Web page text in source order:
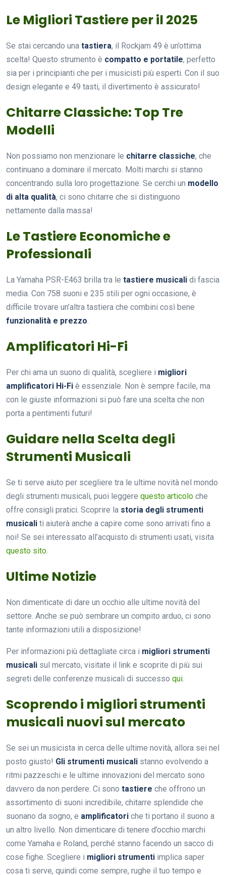
Le Migliori Tastiere per il 2025
Se stai cercando una tastiera, il Rockjam 49 è un’ottima
scelta! Questo strumento è compatto e portatile, perfetto
sia per i principianti che per i musicisti più esperti. Con il suo
design elegante e 49 tasti, il divertimento è assicurato!
Chitarre Classiche: Top Tre
Modelli
Non possiamo non menzionare le chitarre classiche, che
continuano a dominare il mercato. Molti marchi si stanno
concentrando sulla loro progettazione. Se cerchi un modello
di alta qualità, ci sono chitarre che si distinguono
nettamente dalla massa!
Le Tastiere Economiche e
Professionali
La Yamaha PSR-E463 brilla tra le tastiere musicali di fascia
media. Con 758 suoni e 235 stili per ogni occasione, è
difficile trovare un’altra tastiera che combini così bene
funzionalità e prezzo.
Amplificatori Hi-Fi
Per chi ama un suono di qualità, scegliere i migliori
amplificatori Hi-Fi è essenziale. Non è sempre facile, ma
con le giuste informazioni si può fare una scelta che non
porta a pentimenti futuri!
Guidare nella Scelta degli
Strumenti Musicali
Se ti serve aiuto per scegliere tra le ultime novità nel mondo
degli strumenti musicali, puoi leggere questo articolo che
offre consigli pratici. Scoprire la storia degli strumenti
musicali ti aiuterà anche a capire come sono arrivati fino a
noi! Se sei interessato all’acquisto di strumenti usati, visita
questo sito.
Ultime Notizie
Non dimenticate di dare un occhio alle ultime novità del
settore. Anche se può sembrare un compito arduo, ci sono
tante informazioni utili a disposizione!
Per informazioni più dettagliate circa i migliori strumenti
musicali sul mercato, visitate il link e scoprite di più sui
segreti delle conferenze musicali di successo qui.
Scoprendo i migliori strumenti
musicali nuovi sul mercato
Se sei un musicista in cerca delle ultime novità, allora sei nel
posto giusto! Gli strumenti musicali stanno evolvendo a
ritmi pazzeschi e le ultime innovazioni del mercato sono
davvero da non perdere. Ci sono tastiere che offrono un
assortimento di suoni incredibile, chitarre splendide che
suonano da sogno, e amplificatori che ti portano il suono a
un altro livello. Non dimenticare di tenere d’occhio marchi
come Yamaha e Roland, perché stanno facendo un sacco di
cose fighe. Scegliere i migliori strumenti implica saper
cosa ti serve, quindi come sempre, rughe il tuo tempo e